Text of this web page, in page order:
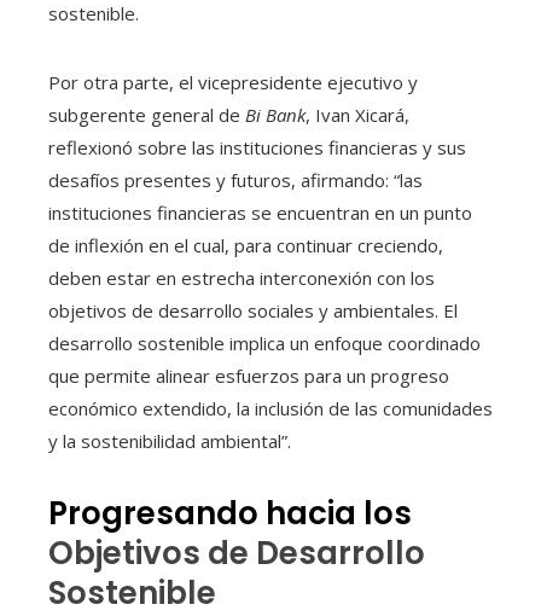
sostenible.
Por otra parte, el vicepresidente ejecutivo y
subgerente general de Bi Bank, Ivan Xicará,
reflexionó sobre las instituciones financieras y sus
desafíos presentes y futuros, afirmando: “las
instituciones financieras se encuentran en un punto
de inflexión en el cual, para continuar creciendo,
deben estar en estrecha interconexión con los
objetivos de desarrollo sociales y ambientales. El
desarrollo sostenible implica un enfoque coordinado
que permite alinear esfuerzos para un progreso
económico extendido, la inclusión de las comunidades
y la sostenibilidad ambiental”.
Progresando hacia los
Objetivos de Desarrollo
Sostenible